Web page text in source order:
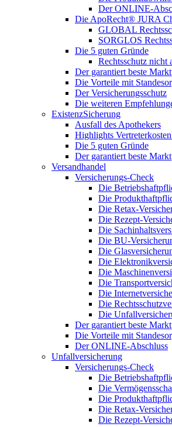
Der ONLINE-
Die ApoRecht® JURA
GLOBAL
SORGLOS
Die 5 guten Gründe
Rechtsschutz nicht
Der garantiert beste
Die Vorteile mit
Der Versicherungsschutz
Die weiteren
ExistenzSicherung
Ausfall des Apothekers
Highlights
Die 5 guten Gründe
Der garantiert beste
Versandhandel
Versicherungs-Check
Die
Die
Die Retax-
Die Rezept-
Die
Die BU-
Die
Die
Die
Die
Die
Die
Die
Der garantiert beste
Die Vorteile mit
Der ONLINE-Abschluss
Unfallversicherung
Versicherungs-Check
Die
Die
Die
Die Retax-
Die Rezept-